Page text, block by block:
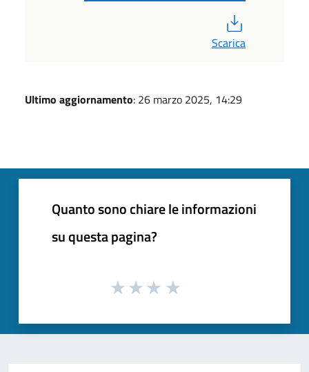
Scarica
Ultimo aggiornamento: 26 marzo 2025, 14:29
Quanto sono chiare le informazioni
su questa pagina?